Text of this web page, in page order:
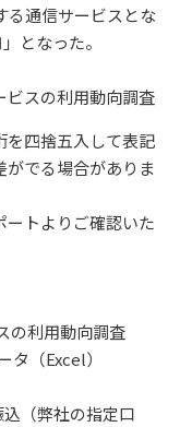
る通信サービスとな
となった。
四捨五入して表記
がでる場合がありま
トよりご確認いた
の利用動向調査
（Excel）
（弊社の指定口